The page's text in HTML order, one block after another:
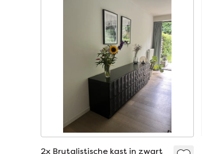
2x Brutalistische kast in zwart